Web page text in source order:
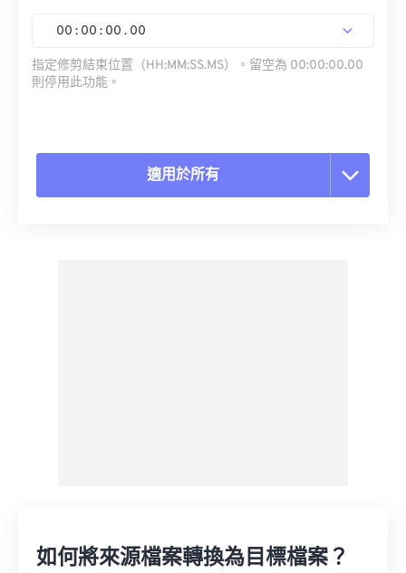
00 : 00 : 00 . 00
指定修剪結束位置（HH:MM:SS.MS）。留空為 00:00:00.00
則停用此功能。
適用於所有
如何將來源檔案轉換為目標檔案？